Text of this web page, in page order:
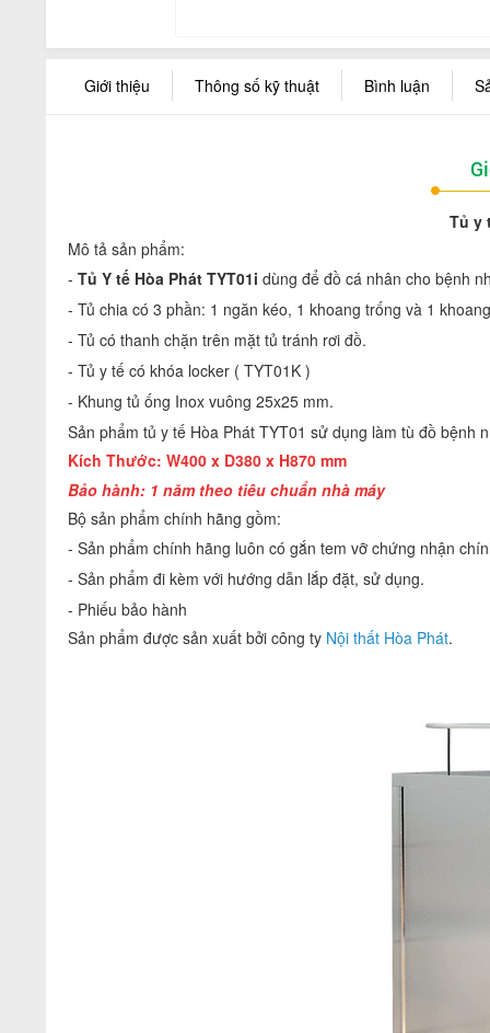
Giới thiệu Thông số kỹ thuật Bình luận
Tủ y
Mô tả sản phẩm:
- Tủ Y tế Hòa Phát TYT01i dùng để đồ cá nhân cho bệnh
- Tủ chia có 3 phần: 1 ngăn kéo, 1 khoang trống và 1
- Tủ có thanh chặn trên mặt tủ tránh rơi đồ.
- Tủ y tế có khóa locker ( TYT01K )
- Khung tủ ống Inox vuông 25x25 mm.
Sản phẩm tủ y tế Hòa Phát TYT01 sử dụng làm tù đồ bệnh
Kích Thước: W400 x D380 x H870 mm
Bảo hành: 1 năm theo tiêu chuẩn nhà máy
Bộ sản phẩm chính hãng gồm:
- Sản phẩm chính hãng luôn có gắn tem vỡ chứng nhận
- Sản phẩm đi kèm với hướng dẫn lắp đặt, sử dụng.
- Phiếu bảo hành
Sản phẩm được sản xuất bởi công ty Nội thất Hòa Phát.